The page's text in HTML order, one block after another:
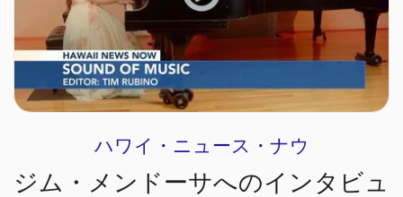
ハワイ・ニュース・ナウ
ジム・メンドーサへのインタビュ